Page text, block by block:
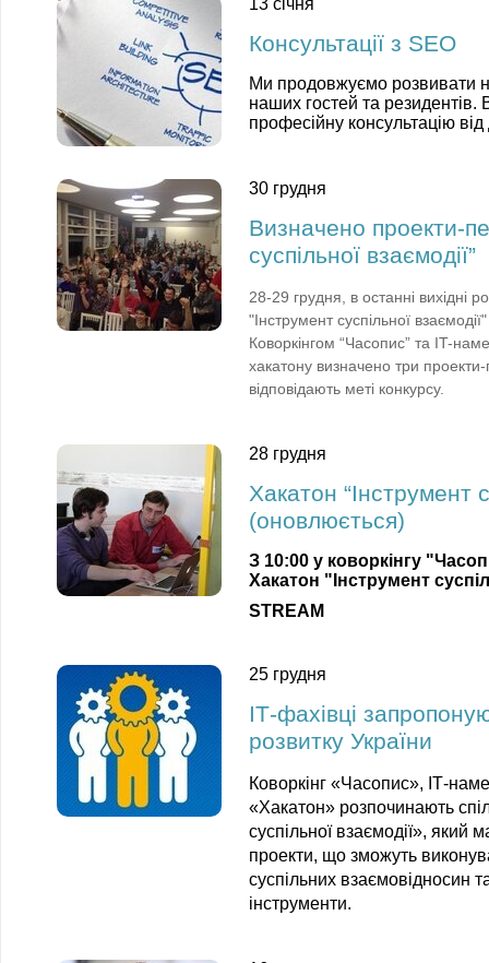
13 січня
Консультації з SEO
Ми продовжуємо розвивати
наших гостей та резидентів.
професійну консультацію
30 грудня
Визначено проекти-
суспільної взаємодії”
28-29 грудня, в останні вихідні
"Інструмент суспільної
Коворкінгом “Часопис” та IT-
хакатону визначено три
відповідають меті конкурсу.
28 грудня
Хакатон “Інструмент
(оновлюється)
З 10:00 у коворкінгу
Хакатон "Інструмент
STREAM
25 грудня
ІТ-фахівці
розвитку України
Коворкінг «Часопис», ІТ-
«Хакатон» розпочинають
суспільної взаємодії», який
проекти, що зможуть
суспільних взаємовідносин
інструменти.